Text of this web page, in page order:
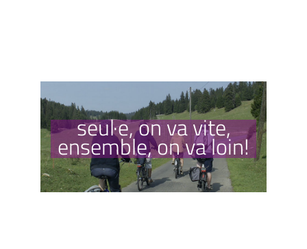
seul·e, on va vite,
ensemble, on va loin!